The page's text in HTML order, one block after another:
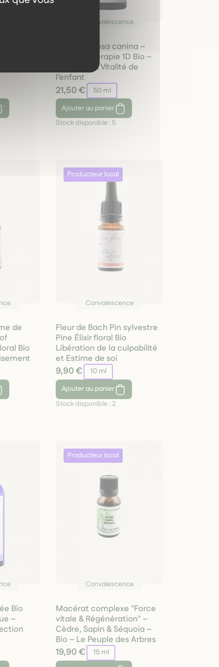
Bio
Convalescence
Églantier Rosa canina –
Gemmothérapie 1D Bio –
Défenses & Vitalité de
l’enfant
21,50 €
50 ml
Ajouter
au panier
Stock disponible : 5
de
Bio
Convalescence
Fleur de Bach Pin sylvestre
Pine Élixir floral Bio
Libération de la culpabilité
et Estime de soi
9,90 €
10 ml
Ajouter
au panier
Stock disponible : 2
Bio
–
Convalescence
Macérat complexe "Force
vitale & Régénération" –
Cèdre, Sapin & Séquoia –
Bio – Le Peuple des Arbres
19,90 €
15 ml